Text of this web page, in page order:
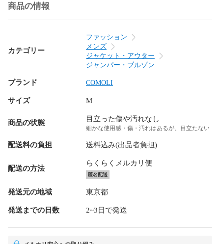
商品の情報
カテゴリー
ファッション
メンズ
ジャケット・アウター
ジャンパー・ブルゾン
ブランド COMOLI
サイズ M
商品の状態 目立った傷や汚れなし
細かな使用感・傷・汚れはあるが、目立たない
配送料の負担 送料込み(出品者負担)
配送の方法
らくらくメルカリ便
匿名配送
発送元の地域 東京都
発送までの日数 2~3日で発送